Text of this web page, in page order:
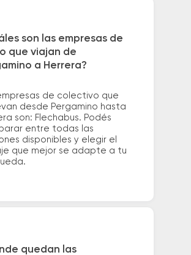
son las empresas de
que viajan de
a Herrera?
de colectivo que
desde Pergamino hasta
son: Flechabus. Podés
entre todas las
disponibles y elegir el
que mejor se adapte a tu
quedan las